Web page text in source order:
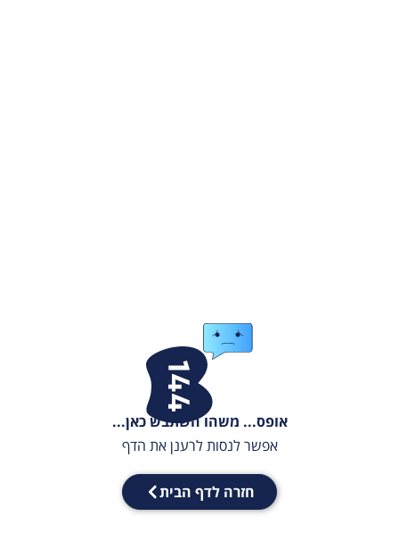
אופס... משהו השתבש כאן...
אפשר לנסות לרענן את הדף
חזרה לדף הבית